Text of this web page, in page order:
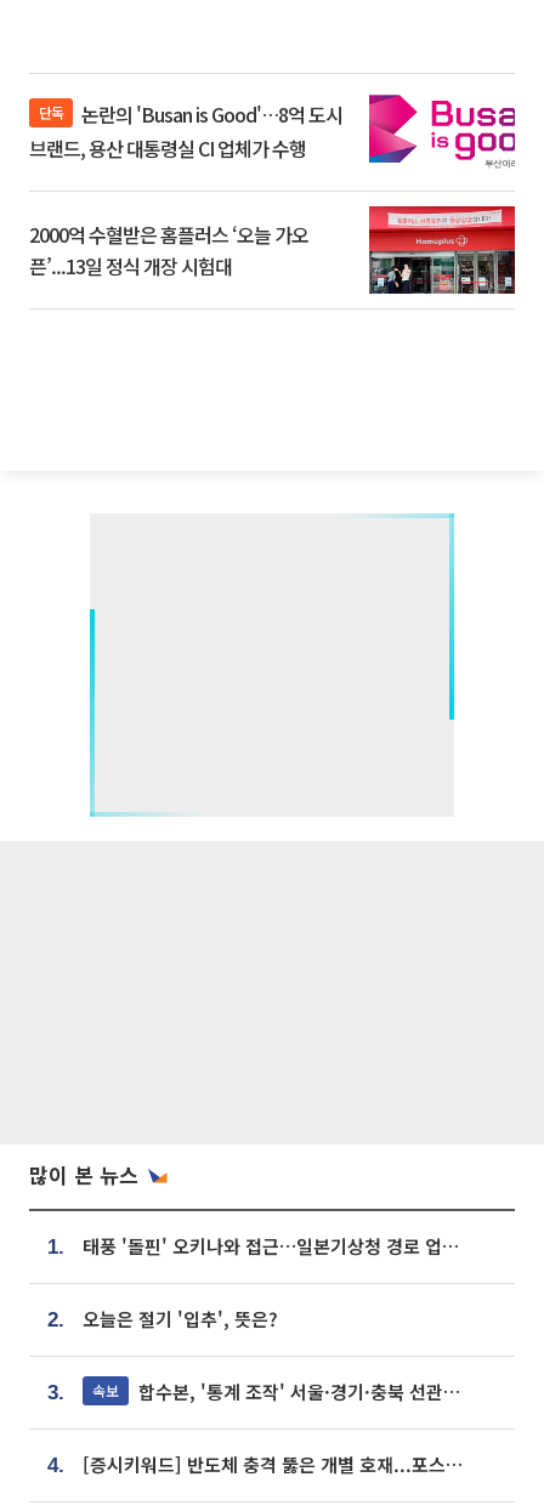
단독
브랜드, 용산 대통령실 CI 업체가 수행
2000억 수혈받은 홈플러스 ‘오늘 가오
픈’...13일 정식 개장 시험대
많이 본 뉴스
1. 태풍 '돌핀' 오키나와 접근…일본기상청 경로 업데이트
2. 오늘은 절기 '입추', 뜻은?
3. 속보 합수본, '통계 조작' 서울·경기·충북 선관위 등 추가 압수수색
4. [증시키워드] 반도체 충격 뚫은 개별 호재...포스코퓨처엠·에코프로·한화솔루션 '눈길'